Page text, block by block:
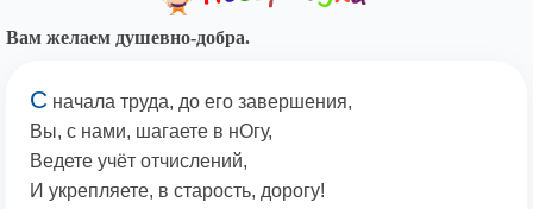
Вам желаем душевно-добра.
С начала труда, до его завершения,
Вы, с нами, шагаете в нОгу,
Ведете учёт отчислений,
И укрепляете, в старость, дорогу!